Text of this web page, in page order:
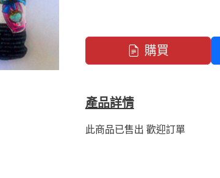
購買
產品詳情
此商品已售出 歡迎訂單